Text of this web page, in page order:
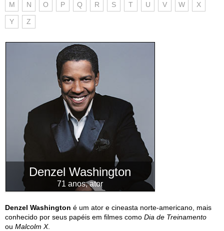
M N O P Q R S T U V W X
Y Z
Denzel Washington
71 anos, ator
Denzel Washington é um ator e cineasta norte-americano, mais
conhecido por seus papéis em filmes como Dia de Treinamento
ou Malcolm X.